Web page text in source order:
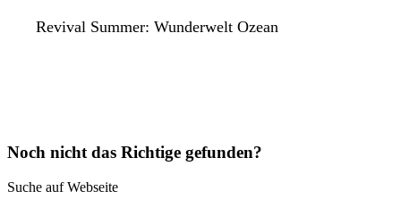
Revival Summer: Wunderwelt Ozean
Noch nicht das Richtige gefunden?
Suche auf Webseite